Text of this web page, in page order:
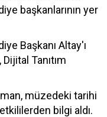
başkanlarının yer
Başkanı Altay'ı
Tanıtım
müzedeki tarihi
bilgi aldı.